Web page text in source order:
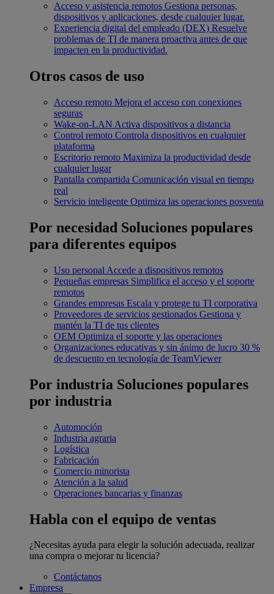
Acceso y asistencia remotos Gestiona personas,
dispositivos y aplicaciones, desde cualquier lugar.
Experiencia digital del empleado (DEX) Resuelve
problemas de TI de manera proactiva antes de que
impacten en la productividad.
Otros casos de uso
Acceso remoto Mejora el acceso con conexiones
seguras
Wake-on-LAN Activa dispositivos a distancia
Control remoto Controla dispositivos en cualquier
plataforma
Escritorio remoto Maximiza la productividad desde
cualquier lugar
Pantalla compartida Comunicación visual en tiempo
real
Servicio inteligente Optimiza las operaciones posventa
Por necesidad Soluciones populares
para diferentes equipos
Uso personal Accede a dispositivos remotos
Pequeñas empresas Simplifica el acceso y el soporte
remotos
Grandes empresas Escala y protege tu TI corporativa
Proveedores de servicios gestionados Gestiona y
mantén la TI de tus clientes
OEM Optimiza el soporte y las operaciones
Organizaciones educativas y sin ánimo de lucro 30 %
de descuento en tecnología de TeamViewer
Por industria Soluciones populares
por industria
Automoción
Industria agraria
Logística
Fabricación
Comercio minorista
Atención a la salud
Operaciones bancarias y finanzas
Habla con el equipo de ventas
¿Necesitas ayuda para elegir la solución adecuada, realizar
una compra o mejorar tu licencia?
Contáctanos
Empresa